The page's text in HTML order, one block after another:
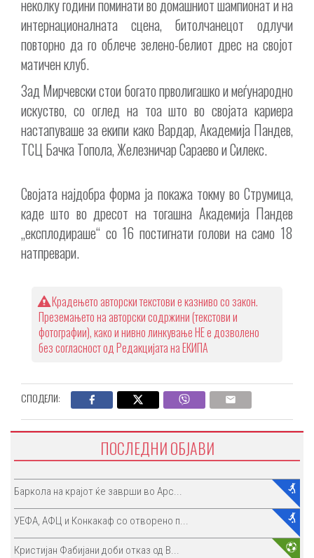
неколку години поминати во домашниот шампионат и на
интернационалната сцена, битолчанецот одлучи
повторно да го облече зелено-белиот дрес на својот
матичен клуб.
Зад Мирчевски стои богато прволигашко и меѓународно
искуство, со оглед на тоа што во својата кариера
настапуваше за екипи како Вардар, Академија Пандев,
ТСЦ Бачка Топола, Железничар Сараево и Силекс.
Својата најдобра форма ја покажа токму во Струмица,
каде што во дресот на тогашна Академија Пандев
„експлодираше“ со 16 постигнати голови на само 18
натпревари.
Крадењето авторски текстови е казниво со закон.
Преземањето на авторски содржини (текстови и
фотографии), како и нивно линкување НЕ е дозволено
без согласност од Редакцијата на ЕКИПА
СПОДЕЛИ:
ПОСЛЕДНИ ОБЈАВИ
Баркола на крајот ќе заврши во Арс...
УЕФА, АФЦ и Конкакаф со отворено п...
Кристијан Фабијани доби отказ од В...